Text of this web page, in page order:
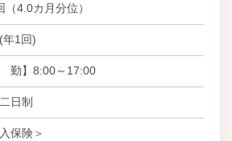
（4.0カ月分位）
年1回)
勤】8:00～17:00
日制
保険＞